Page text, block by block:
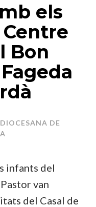
els
Bon
DE
infants del
van
del Casal de